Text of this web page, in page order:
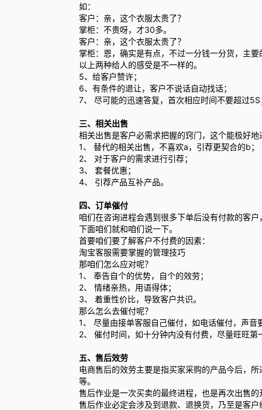
如：
客户：亲，这个衣服太贵了？
掌柜：不贵呀，才30多。
客户：亲，这个衣服太贵了？
掌柜：恩，确实是有点，不过一分钱一分货，主
以上两种给人的感受是不一样的。
5、给客户赞许；
6、有条件的退让，客户不说话自动找话；
7、 尽可能的迅速答复，首次相应时间不要超过
三、相关出售
相关出售是客户必需求把握的窍门，这个能极好
1、 替代的相关出售，不喜欢a，引荐更契合的b；
2、 对于客户的需求进行引荐；
3、 套餐优惠；
4、 引荐产品互补产品。
四、订单催付
咱们在咨询进程会遇到很多下单后没有付款的客
下面咱们就和咱们说一下。
首要咱们要了解客户不付费的因素：
淘宝客服需要掌握的管理技巧
那咱们怎么应对呢？
1、 奉告自个的优势，自个的效劳；
2、 情绪亲热，用语得体；
3、 着重性价比，导致客户共识。
那么怎么去催付呢？
1、 尽量由接单客服自己催付，如电话催付，声音
2、 催付时间，如十分钟内没有付费，尽量旺旺
五、售后效劳
电商售后的效劳主要是指买家采购的产品今后，
等。
售后作业是一次买卖的最终进程，也是再次出售
售后作业必定会涉及到退款、退换货，乃至是客